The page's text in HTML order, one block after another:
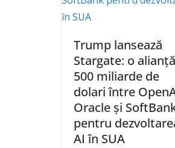
Trump lansează
Stargate: o
500 miliarde de
dolari între
Oracle și
pentru
AI în SUA